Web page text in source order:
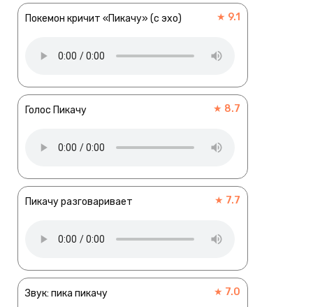
Покемон кричит «Пикачу» (с эхо) ★ 9.1
Голос Пикачу ★ 8.7
Пикачу разговаривает ★ 7.7
Звук: пика пикачу ★ 7.0